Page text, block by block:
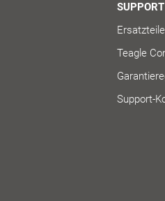
SUPPORT
Ersatzteile
Teagle
Support-